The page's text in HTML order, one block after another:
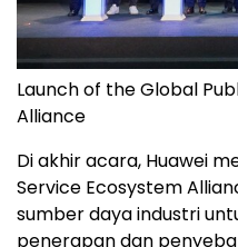
Launch of the Global
Alliance
Di akhir acara, Huawei
Service Ecosystem
sumber daya industri
penerapan dan